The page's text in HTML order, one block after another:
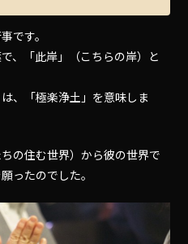
です。
、「此岸」（こちらの岸）と
、「極楽浄土」を意味しま
の住む世界）から彼の世界で
ったのでした。